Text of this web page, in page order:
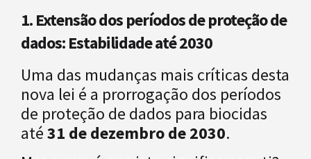
1. Extensão dos períodos de proteção de
dados: Estabilidade até 2030
Uma das mudanças mais críticas desta
nova lei é a prorrogação dos períodos
de proteção de dados para biocidas
até31 de dezembro de 2030.